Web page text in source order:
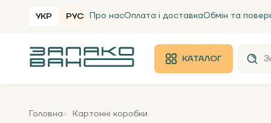
УКР РУС Про насОплата і доставкаОбмін та
КАТАЛОГ
Головна Картонні коробки